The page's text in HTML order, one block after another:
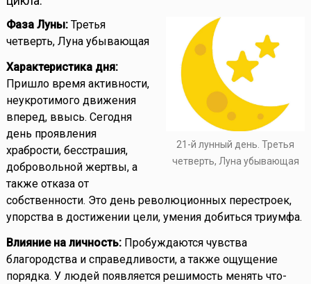
21-й лунный день. Третья
четверть, Луна убывающая
Фаза Луны:Третья
четверть, Луна убывающая
Характеристика дня:
Пришло время активности,
неукротимого движения
вперед, ввысь. Сегодня
день проявления
храбрости, бесстрашия,
добровольной жертвы, а
также отказа от
собственности. Это день революционных перестроек,
упорства в достижении цели, умения добиться триумфа.
Влияние на личность:Пробуждаются чувства
благородства и справедливости, а также ощущение
порядка. У людей появляется решимость менять что-